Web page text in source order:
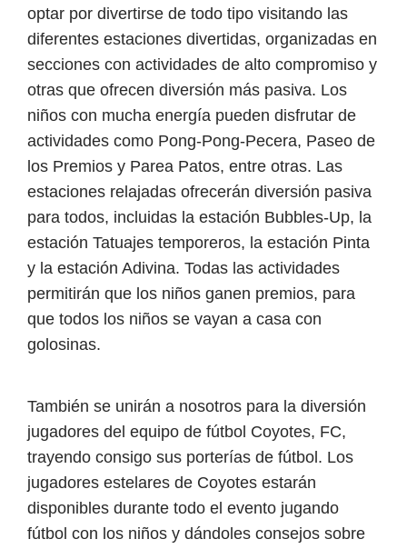
optar por divertirse de todo tipo visitando las
diferentes estaciones divertidas, organizadas en
secciones con actividades de alto compromiso y
otras que ofrecen diversión más pasiva. Los
niños con mucha energía pueden disfrutar de
actividades como Pong-Pong-Pecera, Paseo de
los Premios y Parea Patos, entre otras. Las
estaciones relajadas ofrecerán diversión pasiva
para todos, incluidas la estación Bubbles-Up, la
estación Tatuajes temporeros, la estación Pinta
y la estación Adivina. Todas las actividades
permitirán que los niños ganen premios, para
que todos los niños se vayan a casa con
golosinas.
También se unirán a nosotros para la diversión
jugadores del equipo de fútbol Coyotes, FC,
trayendo consigo sus porterías de fútbol. Los
jugadores estelares de Coyotes estarán
disponibles durante todo el evento jugando
fútbol con los niños y dándoles consejos sobre